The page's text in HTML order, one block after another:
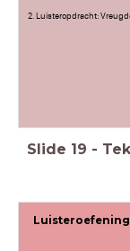
2. Luisteropdracht:
Slide 19 -